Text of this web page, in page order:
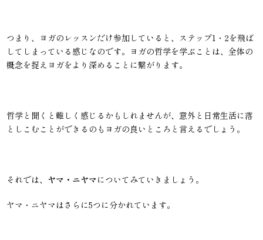
つまり、ヨガのレッスンだけ参加していると、ステップ1・2を飛ば
してしまっている感じなのです。ヨガの哲学を学ぶことは、全体の
概念を捉えヨガをより深めることに繋がります。
哲学と聞くと難しく感じるかもしれませんが、意外と日常生活に落
としこむことができるのもヨガの良いところと言えるでしょう。
それでは、 ヤマ・ニヤマについてみていきましょう。
ヤマ・ニヤマはさらに5つに分かれています。